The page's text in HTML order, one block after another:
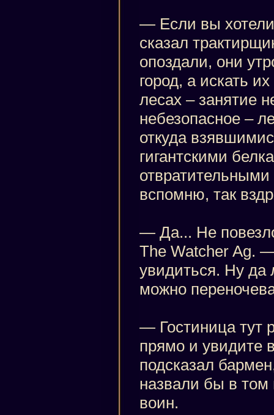
— Если вы
сказал
опоздали, они
город, а искать
лесах – занятие
небезопасное –
откуда
гигантскими
вспомню, так
— Да... Не
The Watcher Ag.
увидиться. Ну да
можно
— Гостиница тут
прямо и увидите
подсказал
назвали бы в
воин.